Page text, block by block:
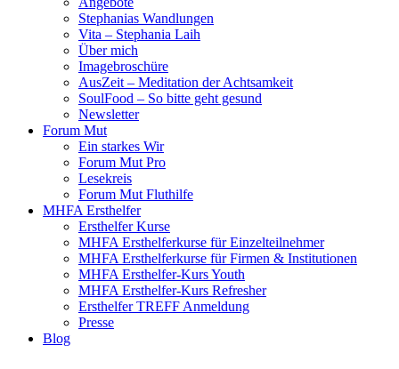
Stephanias Wandlungen
Vita – Stephania Laih
Über mich
Imagebroschüre
AusZeit – Meditation der Achtsamkeit
SoulFood – So bitte geht gesund
Newsletter
Forum Mut
Ein starkes Wir
Forum Mut Pro
Lesekreis
Forum Mut Fluthilfe
MHFA Ersthelfer
Ersthelfer Kurse
MHFA Ersthelferkurse für Einzelteilnehmer
MHFA Ersthelferkurse für Firmen & Institutionen
MHFA Ersthelfer-Kurs Youth
MHFA Ersthelfer-Kurs Refresher
Ersthelfer TREFF Anmeldung
Presse
Blog